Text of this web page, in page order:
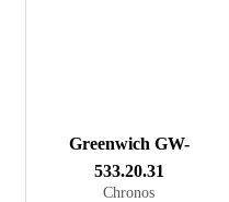
Greenwich GW-
533.20.31
Chronos